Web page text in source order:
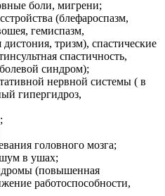
боли, мигрени;
(блефароспазм,
гемиспазм,
тризм), спастические
спастичность,
синдром);
нервной системы ( в
гипергидроз,
головного мозга;
в ушах;
(повышенная
работоспособности,